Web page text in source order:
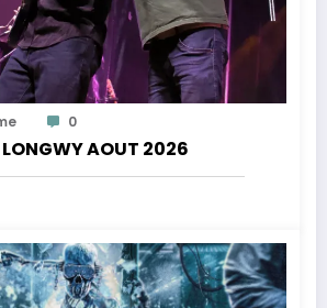
0
LONGWY AOUT 2026